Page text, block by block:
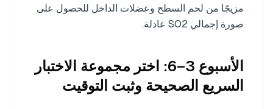
مزيجًا من لحم السطح وعضلات الداخل للحصول على
صورة إجمالي SO2 عادلة.
الأسبوع 3–6: اختر مجموعة الاختبار
السريع الصحيحة وثبت التوقيت